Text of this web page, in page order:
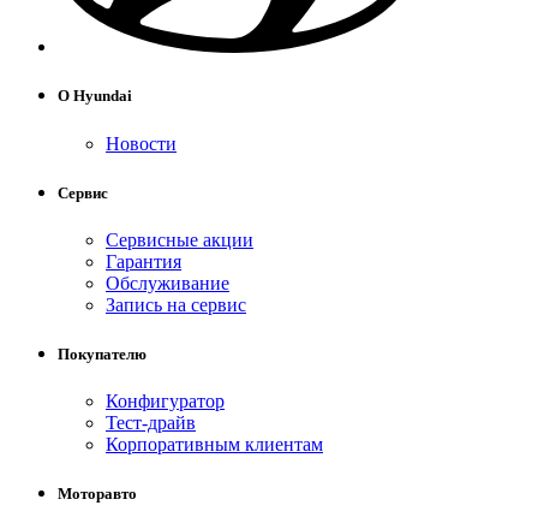
О Hyundai
Новости
Сервис
Сервисные акции
Гарантия
Обслуживание
Запись на сервис
Покупателю
Конфигуратор
Тест-драйв
Корпоративным клиентам
Моторавто